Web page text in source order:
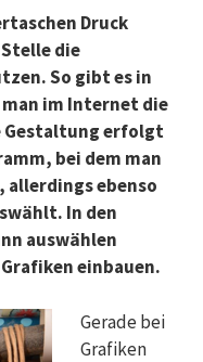
Druck
die
So gibt es in
man im Internet die
Gestaltung erfolgt
bei dem man
ebenso
In den
auswählen
einbauen.
Gerade bei
Grafiken